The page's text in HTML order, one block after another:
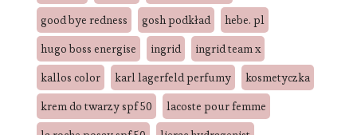
good bye redness
gosh podkład
hebe. pl
hugo boss energise
ingrid
ingrid team x
kallos color
karl lagerfeld perfumy
kosmetyczka
krem do twarzy spf 50
lacoste pour femme